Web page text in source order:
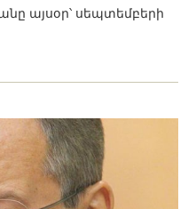
այսօր՝ սեպտեմբերի